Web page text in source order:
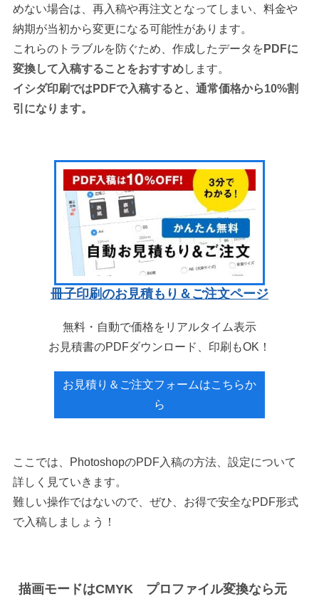
めない場合は、再入稿や再注文となってしまい、料金や
納期が当初から変更になる可能性があります。
これらのトラブルを防ぐため、作成したデータを PDFに
変換して入稿することをおすすめします。
イシダ印刷ではPDFで入稿すると、通常価格から10%割
引になります。
冊子印刷のお見積もり＆ご注文ページ
無料・自動で価格をリアルタイム表示
お見積書のPDFダウンロード、印刷もOK！
お見積り＆ご注文フォームはこちらか
ら
ここでは、PhotoshopのPDF入稿の方法、設定について
詳しく見ていきます。
難しい操作ではないので、ぜひ、お得で安全なPDF形式
で入稿しましょう！
描画モードはCMYK プロファイル変換なら元